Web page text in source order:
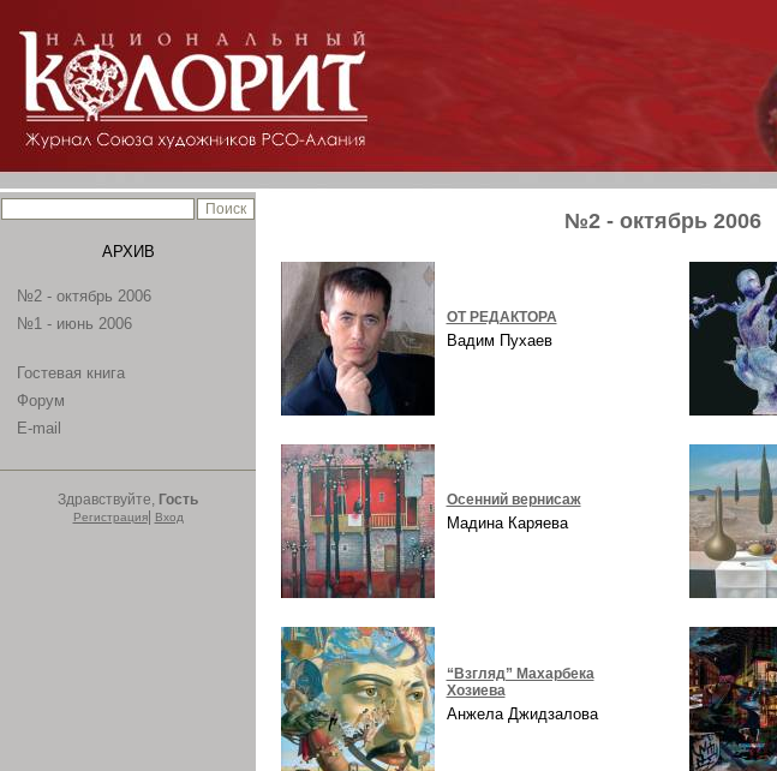
АРХИВ
№2 - октябрь 2006
№1 - июнь 2006
Гостевая книга
Форум
E-mail
Здравствуйте, Гость
Регистрация| Вход
№2 - октябрь 2006
ОТ РЕДАКТОРА
Вадим Пухаев
Осенний вернисаж
Мадина Каряева
“Взгляд” Махарбека
Хозиева
Анжела Джидзалова